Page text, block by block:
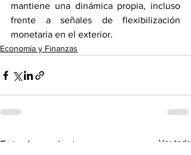
mantiene una dinámica propia, incluso
frente a señales de flexibilización
monetaria en el exterior.
Economía y Finanzas
Entradas recientes Ver todo